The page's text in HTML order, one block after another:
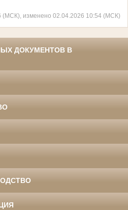
(МСК), изменено 02.04.2026 10:54 (МСК)
ДОКУМЕНТОВ В